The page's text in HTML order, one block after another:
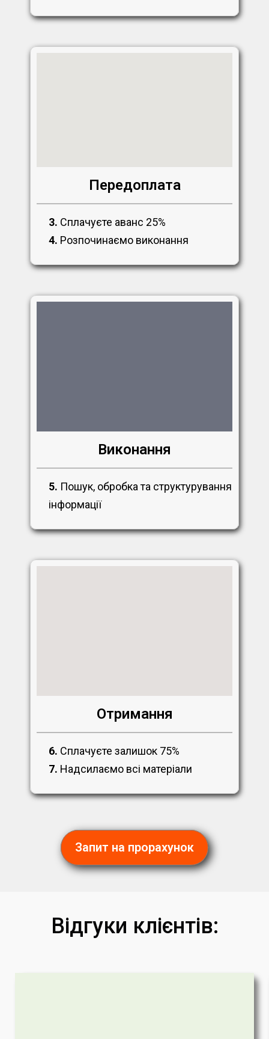
Передоплата
3. Сплачуєте аванс 25%
4. Розпочинаємо виконання
Виконання
5. Пошук, обробка та структурування
інформації
Отримання
6. Сплачуєте залишок 75%
7. Надсилаємо всі матеріали
Запит на прорахунок
Відгуки клієнтів: